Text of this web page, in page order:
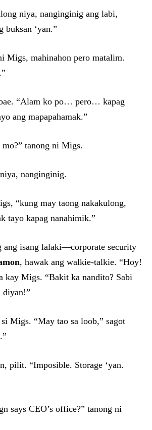
niya, nanginginig ang labi,
buksan ‘yan.”
Migs, mahinahon pero matalim.
“Alam ko po… pero… kapag
ang mapapahamak.”
tanong ni Migs.
nanginginig.
“kung may taong nakakulong,
tayo kapag nanahimik.”
ang isang lalaki—corporate security
, hawak ang walkie-talkie. “Hoy!
kay Migs. “Bakit ka nandito? Sabi
diyan!”
Migs. “May tao sa loob,” sagot
pilit. “Imposible. Storage ‘yan.
says CEO’s office?” tanong ni